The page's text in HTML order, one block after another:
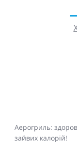
Аерогриль:
зайвих калорій!